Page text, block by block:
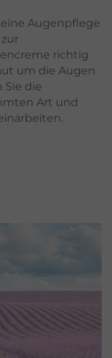
Augenpflege
richtig
um die Augen
Sie die
Art und